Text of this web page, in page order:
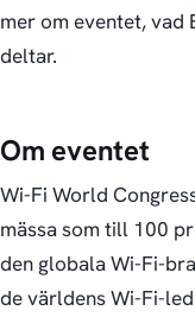
mer om eventet, vad
deltar.
Om eventet
Wi-Fi World
mässa som till 100
den globala Wi-Fi-
de världens Wi-Fi-